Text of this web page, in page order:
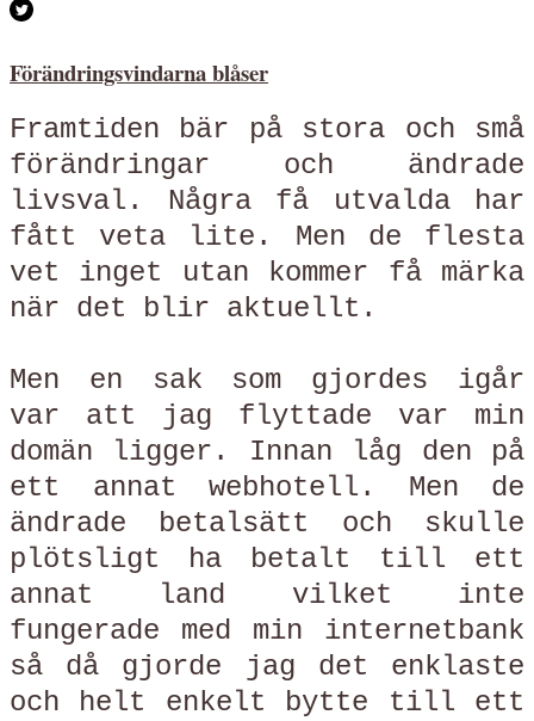
Förändringsvindarna blåser
Framtiden bär på stora och små
förändringar och ändrade
livsval. Några få utvalda har
fått veta lite. Men de flesta
vet inget utan kommer få märka
när det blir aktuellt.
Men en sak som gjordes igår
var att jag flyttade var min
domän ligger. Innan låg den på
ett annat webhotell. Men de
ändrade betalsätt och skulle
plötsligt ha betalt till ett
annat land vilket inte
fungerade med min internetbank
så då gjorde jag det enklaste
och helt enkelt bytte till ett